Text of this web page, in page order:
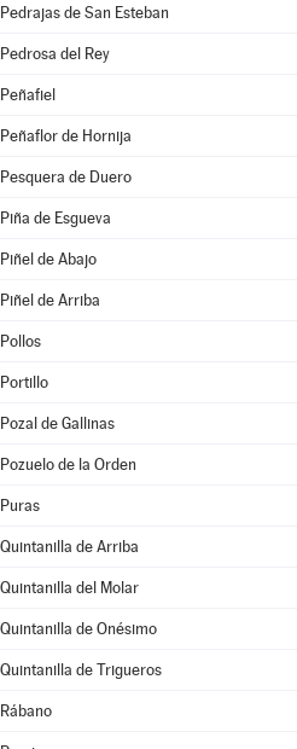
Pedrajas de San Esteban
Pedrosa del Rey
Peñafiel
Peñaflor de Hornija
Pesquera de Duero
Piña de Esgueva
Piñel de Abajo
Piñel de Arriba
Pollos
Portillo
Pozal de Gallinas
Pozuelo de la Orden
Puras
Quintanilla de Arriba
Quintanilla del Molar
Quintanilla de Onésimo
Quintanilla de Trigueros
Rábano